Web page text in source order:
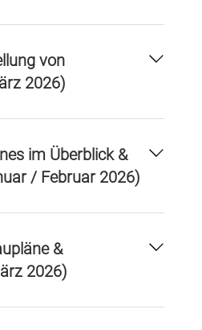
von
2026)
im Überblick &
/ Februar 2026)
&
2026)